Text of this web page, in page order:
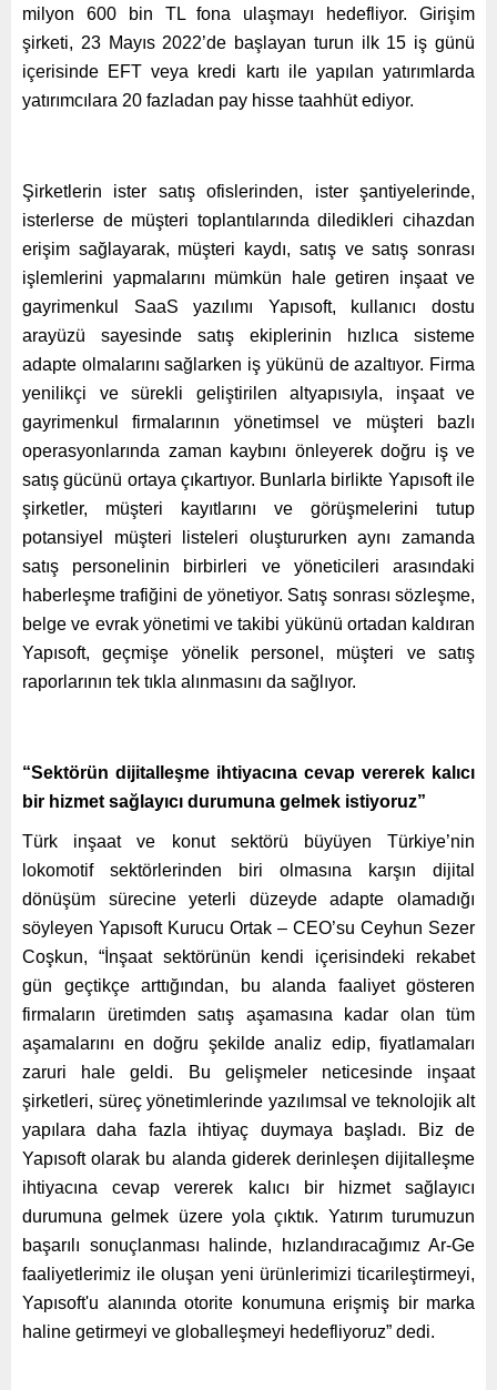
milyon 600 bin TL fona ulaşmayı hedefliyor. Girişim
şirketi, 23 Mayıs 2022’de başlayan turun ilk 15 iş günü
içerisinde EFT veya kredi kartı ile yapılan yatırımlarda
yatırımcılara 20 fazladan pay hisse taahhüt ediyor.
Şirketlerin ister satış ofislerinden, ister şantiyelerinde,
isterlerse de müşteri toplantılarında diledikleri cihazdan
erişim sağlayarak, müşteri kaydı, satış ve satış sonrası
işlemlerini yapmalarını mümkün hale getiren inşaat ve
gayrimenkul SaaS yazılımı Yapısoft, kullanıcı dostu
arayüzü sayesinde satış ekiplerinin hızlıca sisteme
adapte olmalarını sağlarken iş yükünü de azaltıyor. Firma
yenilikçi ve sürekli geliştirilen altyapısıyla, inşaat ve
gayrimenkul firmalarının yönetimsel ve müşteri bazlı
operasyonlarında zaman kaybını önleyerek doğru iş ve
satış gücünü ortaya çıkartıyor. Bunlarla birlikte Yapısoft ile
şirketler, müşteri kayıtlarını ve görüşmelerini tutup
potansiyel müşteri listeleri oluştururken aynı zamanda
satış personelinin birbirleri ve yöneticileri arasındaki
haberleşme trafiğini de yönetiyor. Satış sonrası sözleşme,
belge ve evrak yönetimi ve takibi yükünü ortadan kaldıran
Yapısoft, geçmişe yönelik personel, müşteri ve satış
raporlarının tek tıkla alınmasını da sağlıyor.
“Sektörün dijitalleşme ihtiyacına cevap vererek kalıcı
bir hizmet sağlayıcı durumuna gelmek istiyoruz”
Türk inşaat ve konut sektörü büyüyen Türkiye’nin
lokomotif sektörlerinden biri olmasına karşın dijital
dönüşüm sürecine yeterli düzeyde adapte olamadığı
söyleyen Yapısoft Kurucu Ortak – CEO’su Ceyhun Sezer
Coşkun, “İnşaat sektörünün kendi içerisindeki rekabet
gün geçtikçe arttığından, bu alanda faaliyet gösteren
firmaların üretimden satış aşamasına kadar olan tüm
aşamalarını en doğru şekilde analiz edip, fiyatlamaları
zaruri hale geldi. Bu gelişmeler neticesinde inşaat
şirketleri, süreç yönetimlerinde yazılımsal ve teknolojik alt
yapılara daha fazla ihtiyaç duymaya başladı. Biz de
Yapısoft olarak bu alanda giderek derinleşen dijitalleşme
ihtiyacına cevap vererek kalıcı bir hizmet sağlayıcı
durumuna gelmek üzere yola çıktık. Yatırım turumuzun
başarılı sonuçlanması halinde, hızlandıracağımız Ar-Ge
faaliyetlerimiz ile oluşan yeni ürünlerimizi ticarileştirmeyi,
Yapısoft'u alanında otorite konumuna erişmiş bir marka
haline getirmeyi ve globalleşmeyi hedefliyoruz” dedi.